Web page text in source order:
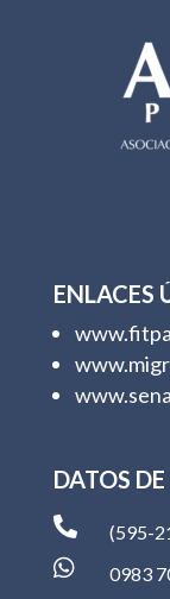
ENLACES
DATOS
 (595-
 0983